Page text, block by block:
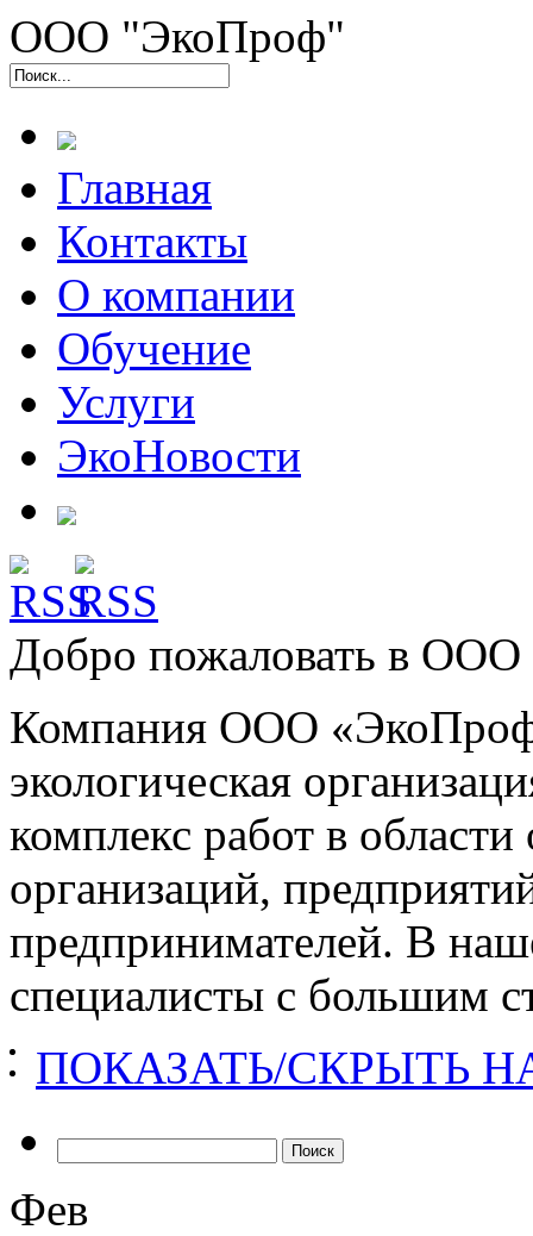
ООО "ЭкоПроф"
Главная
Контакты
О компании
Обучение
Услуги
ЭкоНовости
Добро пожаловать в ООО
Компания ООО
экологическая
комплекс работ в
организаций,
предпринимателей. В
специалисты с большим
ПОКАЗАТЬ/СКРЫТЬ
Фев